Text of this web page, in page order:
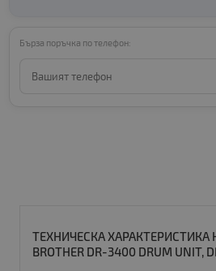
Бърза поръчка по телефон:
ТЕХНИЧЕСКА
BROTHER DR-3400 DRUM UNIT,